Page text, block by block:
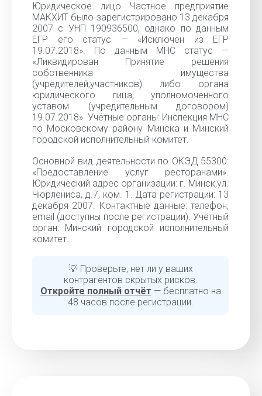
Юридическое лицо Частное предприятие
МАКХИТ было зарегистрировано 13 декабря
2007 с УНП 190936500, однако по данным
ЕГР его статус — «Исключен из ЕГР
19.07.2018». По данным МНС статус —
«Ликвидирован Принятие решения
собственника имущества
(учредителей,участников) либо органа
юридического лица, уполномоченного
уставом (учредительным договором)
19.07.2018». Учётные органы: Инспекция МНС
по Московскому району Минска и Минский
городской исполнительный комитет.
Основной вид деятельности по ОКЭД 55300:
«Предоставление услуг ресторанами».
Юридический адрес организации: г. Минск,ул.
Чюрлениса, д.7, ком. 1. Дата регистрации: 13
декабря 2007. Контактные данные: телефон,
email (доступны после регистрации). Учётный
орган: Минский городской исполнительный
комитет.
💡 Проверьте, нет ли у ваших
контрагентов скрытых рисков.
Откройте полный отчёт — бесплатно на
48 часов после регистрации.